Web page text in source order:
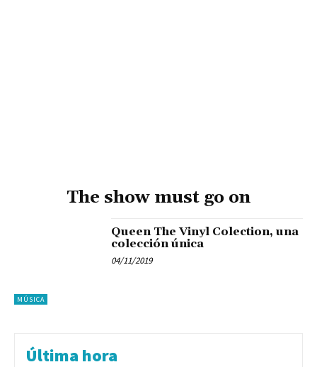
The show must go on
MÚSICA
Queen The Vinyl Colection, una
colección única
04/11/2019
Última hora